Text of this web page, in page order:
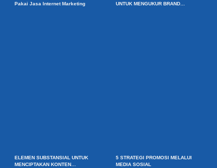
Pakai Jasa Internet Marketing
UNTUK MENGUKUR BRAND
ELEMEN SUBSTANSIAL UNTUK
MENCIPTAKAN KONTEN
5 STRATEGI PROMOSI MELALUI
MEDIA SOSIAL